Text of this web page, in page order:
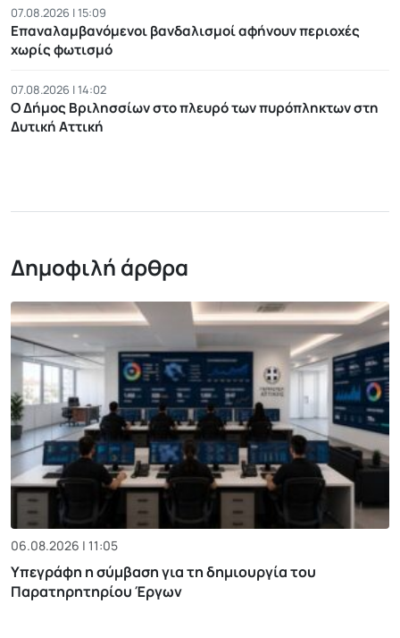
07.08.2026 | 15:09
Επαναλαμβανόμενοι βανδαλισμοί αφήνουν περιοχές
χωρίς φωτισμό
07.08.2026 | 14:02
Ο Δήμος Βριλησσίων στο πλευρό των πυρόπληκτων στη
Δυτική Αττική
Δημοφιλή άρθρα
06.08.2026 | 11:05
Υπεγράφη η σύμβαση για τη δημιουργία του
Παρατηρητηρίου Έργων